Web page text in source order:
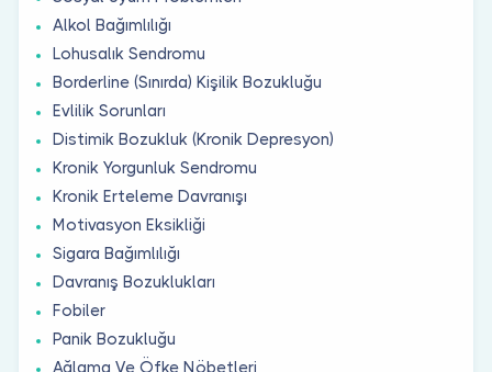
Alkol Bağımlılığı
Lohusalık Sendromu
Borderline (Sınırda) Kişilik Bozukluğu
Evlilik Sorunları
Distimik Bozukluk (Kronik Depresyon)
Kronik Yorgunluk Sendromu
Kronik Erteleme Davranışı
Motivasyon Eksikliği
Sigara Bağımlılığı
Davranış Bozuklukları
Fobiler
Panik Bozukluğu
Ağlama Ve Öfke Nöbetleri